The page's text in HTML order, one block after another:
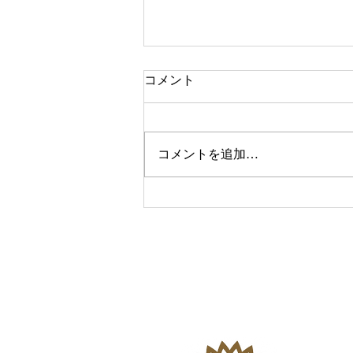
コメント
コメントを追加…